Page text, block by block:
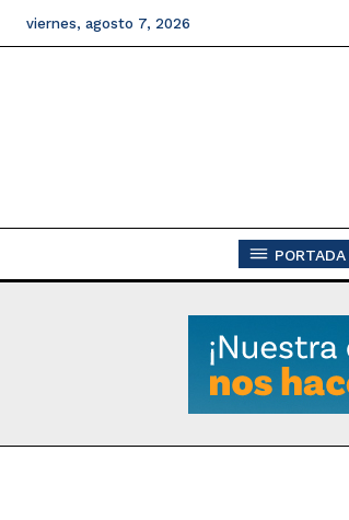
viernes, agosto 7, 2026
PORTADA